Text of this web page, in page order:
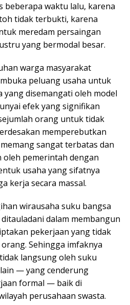
beberapa waktu lalu, karena
tidak terbukti, karena
meredam persaingan
yang bermodal besar.
warga masyarakat
peluang usaha untuk
yang disemangati oleh model
efek yang signifikan
orang untuk tidak
memperebutkan
sangat terbatas dan
oleh pemerintah dengan
usaha yang sifatnya
kerja secara massal.
wirausaha suku bangsa
dalam membangun
pekerjaan yang tidak
Sehingga imfaknya
langsung oleh suku
— yang cenderung
formal — baik di
perusahaan swasta.